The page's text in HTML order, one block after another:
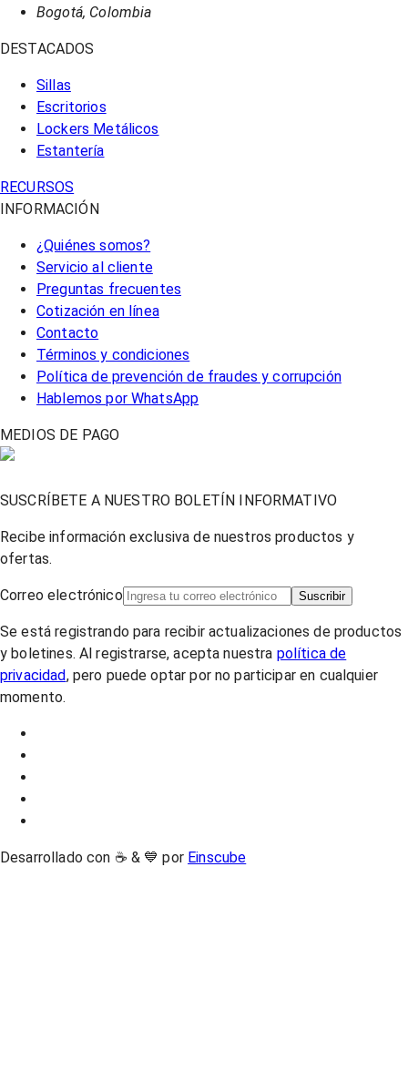
Bogotá, Colombia
DESTACADOS
Sillas
Escritorios
Lockers Metálicos
Estantería
RECURSOS
INFORMACIÓN
¿Quiénes somos?
Servicio al cliente
Preguntas frecuentes
Cotización en línea
Contacto
Términos y condiciones
Política de prevención de fraudes y corrupción
Hablemos por WhatsApp
MEDIOS DE PAGO
SUSCRÍBETE A NUESTRO BOLETÍN INFORMATIVO
Recibe información exclusiva de nuestros productos y
ofertas.
Correo electrónico Suscribir
Se está registrando para recibir actualizaciones de productos
y boletines. Al registrarse, acepta nuestra política de
privacidad, pero puede optar por no participar en cualquier
momento.
Desarrollado con ☕ & 💙 por Einscube